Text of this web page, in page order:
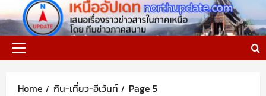
to
content
Primary
Home กิน-เที่ยว-อีเว้นท์ Page 5